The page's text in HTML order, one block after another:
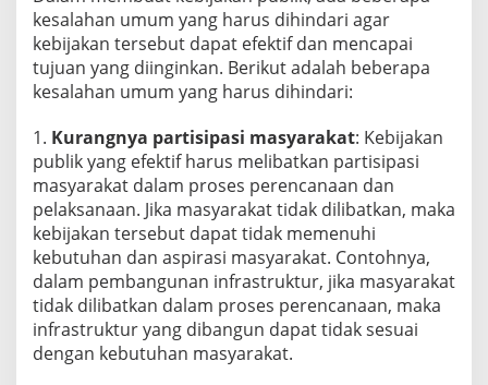
kesalahan umum yang harus dihindari agar
kebijakan tersebut dapat efektif dan mencapai
tujuan yang diinginkan. Berikut adalah beberapa
kesalahan umum yang harus dihindari:
1. Kurangnya partisipasi masyarakat: Kebijakan
publik yang efektif harus melibatkan partisipasi
masyarakat dalam proses perencanaan dan
pelaksanaan. Jika masyarakat tidak dilibatkan, maka
kebijakan tersebut dapat tidak memenuhi
kebutuhan dan aspirasi masyarakat. Contohnya,
dalam pembangunan infrastruktur, jika masyarakat
tidak dilibatkan dalam proses perencanaan, maka
infrastruktur yang dibangun dapat tidak sesuai
dengan kebutuhan masyarakat.